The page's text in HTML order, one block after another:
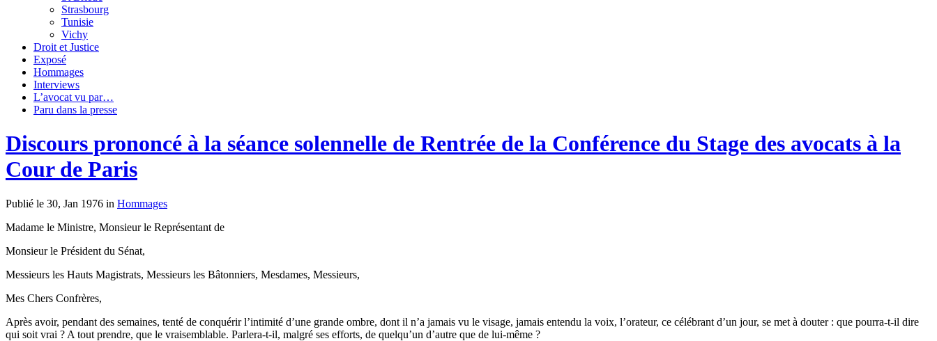
Strasbourg
Tunisie
Vichy
Droit et Justice
Exposé
Hommages
Interviews
L’avocat vu par…
Paru dans la presse
Discours prononcé à la séance solennelle de Rentrée de la Conférence du Stage des avocats à la
Cour de Paris
Publié le 30, Jan 1976 in Hommages
Madame le Ministre, Monsieur le Représentant de
Monsieur le Président du Sénat,
Messieurs les Hauts Magistrats, Messieurs les Bâtonniers, Mesdames, Messieurs,
Mes Chers Confrères,
Après avoir, pendant des semaines, tenté de conquérir l’intimité d’une grande ombre, dont il n’a jamais vu le visage, jamais entendu la voix, l’orateur, ce célébrant d’un jour, se met à douter : que pourra-t-il dire
qui soit vrai ? A tout prendre, que le vraisemblable. Parlera-t-il, malgré ses efforts, de quelqu’un d’autre que de lui-même ?